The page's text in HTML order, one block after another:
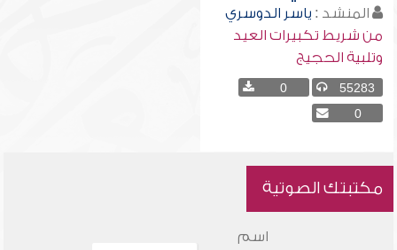
المنشد : ياسر الدوسري
من شريط تكبيرات العيد
وتلبية الحجيج
55283
0
0
مكتبتك الصوتية
اسم